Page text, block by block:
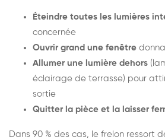
Éteindre toutes les lumières
concernée
Ouvrir grand une fenêtre
Allumer une lumière dehors
éclairage de terrasse) pour
sortie
Quitter la pièce et la laisser
Dans 90 % des cas, le frelon ressort